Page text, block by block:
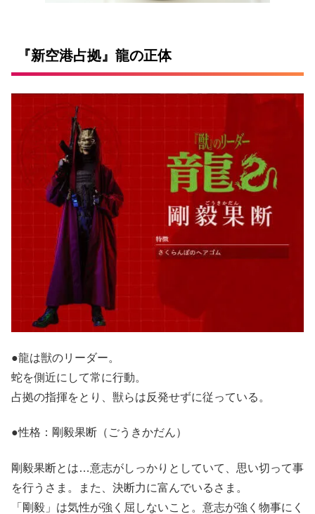
『新空港占拠』龍の正体
●龍は獣のリーダー。
蛇を側近にして常に行動。
占拠の指揮をとり、獣らは反発せずに従っている。
●性格：剛毅果断（ごうきかだん）
剛毅果断とは…意志がしっかりとしていて、思い切って事
を行うさま。また、決断力に富んでいるさま。
「剛毅」は気性が強く屈しないこと。意志が強く物事にく